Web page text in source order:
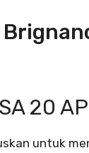
20
untuk